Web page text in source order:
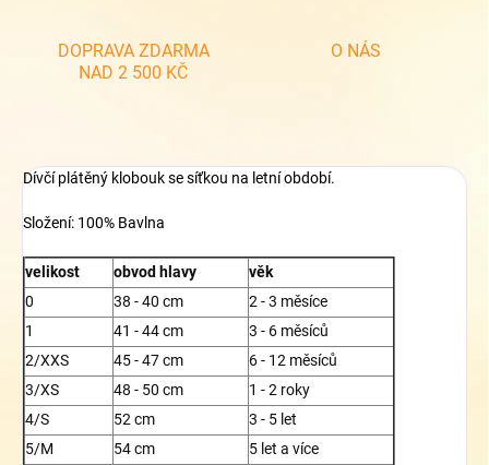
DOPRAVA ZDARMA
NAD 2 500 KČ
O NÁS
Dívčí plátěný klobouk se síťkou na letní období.
Složení: 100% Bavlna
velikost obvod hlavy
věk
0
38 - 40 cm
2 - 3 měsíce
1
41 - 44 cm
3 - 6 měsíců
2/XXS
45 - 47 cm
6 - 12 měsíců
3/XS
48 - 50 cm
1 - 2 roky
4/S
52 cm
3 - 5 let
5/M
54 cm
5 let a více